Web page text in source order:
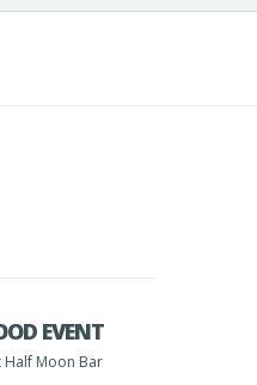
EVENT
Half Moon Bar